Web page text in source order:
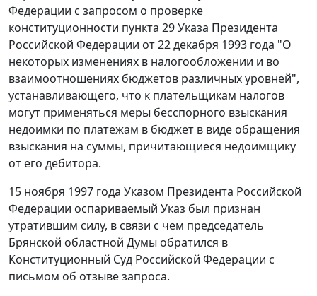
Федерации с запросом о проверке
конституционности пункта 29Указа Президента
Российской Федерации от 22 декабря 1993 года "О
некоторых изменениях в налогообложении и во
взаимоотношениях бюджетов различных уровней",
устанавливающего, что к плательщикам налогов
могут применяться меры бесспорного взыскания
недоимки по платежам в бюджет в виде обращения
взыскания на суммы, причитающиеся недоимщику
от его дебитора.
15 ноября 1997 года Указом Президента Российской
Федерации оспариваемый Указ был признан
утратившим силу, в связи с чем председатель
Брянской областной Думы обратился в
Конституционный Суд Российской Федерации с
письмом об отзыве запроса.